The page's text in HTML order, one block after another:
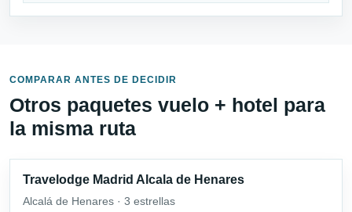
COMPARAR ANTES DE DECIDIR
Otros paquetes vuelo + hotel para
la misma ruta
Travelodge Madrid Alcala de Henares
Alcalá de Henares · 3 estrellas